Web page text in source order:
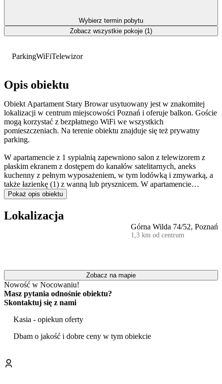
ParkingWiFiTelewizor
Opis obiektu
Obiekt Apartament Stary Browar usytuowany jest w znakomitej
lokalizacji w centrum miejscowości Poznań i oferuje balkon. Goście
mogą korzystać z bezpłatnego WiFi we wszystkich
pomieszczeniach. Na terenie obiektu znajduje się też prywatny
parking.
W apartamencie z 1 sypialnią zapewniono salon z telewizorem z
płaskim ekranem z dostępem do kanałów satelitarnych, aneks
kuchenny z pełnym wyposażeniem, w tym lodówką i zmywarką, a
także łazienkę (1) z wanną lub prysznicem. W apartamencie
zapewniono ręczniki i pościel.
W pobliżu obiektu Apartament Stary Browar znajdują się liczne
atrakcje, takie jak Stary Browar, Filharmonia i Kościół pw.
Świętego Stanisława. Lotnisko Lotnisko Poznań-Ławica znajduje
Pokaż opis obiektu
Lokalizacja
Górna Wilda 74/52, Poznań
1,3 km od centrum
Zobacz na mapie
Nowość w Nocowaniu!
Masz pytania odnośnie obiektu?
Skontaktuj się z nami
Kasia - opiekun oferty
Dbam o jakość i dobre ceny w tym obiekcie
Wybierz termin pobytu
Zobacz wszystkie pokoje (1)